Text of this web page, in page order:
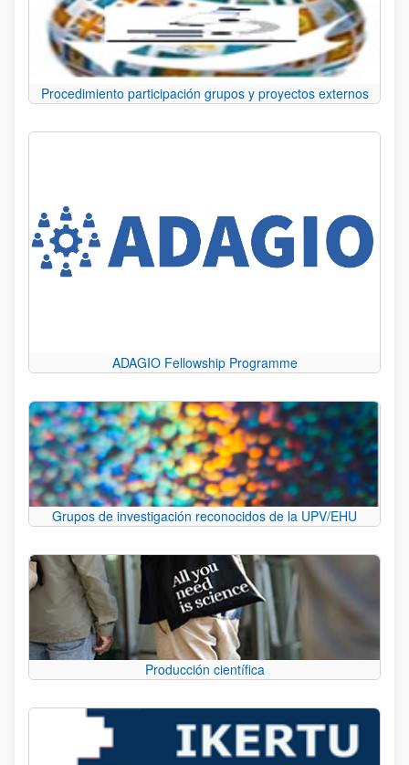
Procedimiento participación grupos y proyectos externos
ADAGIO Fellowship Programme
Grupos de investigación reconocidos de la UPV/EHU
Producción científica